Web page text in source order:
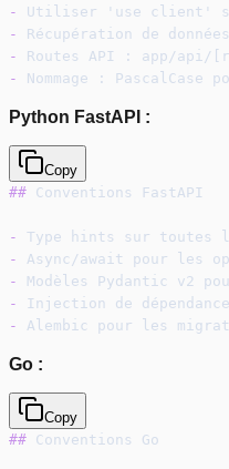
-
Utiliser 'use client'
-
Récupération de
-
Routes API : app/api/
-
Nommage :
Python FastAPI :
Copy
## Conventions FastAPI
-
Type hints sur toutes
-
Async/await pour les
-
Modèles Pydantic v2
-
Injection de
-
Alembic pour les
Go :
Copy
## Conventions Go